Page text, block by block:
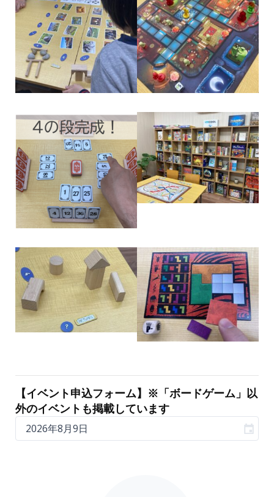
【イベント申込フォーム】※「ボードゲーム」以
外のイベントも掲載しています